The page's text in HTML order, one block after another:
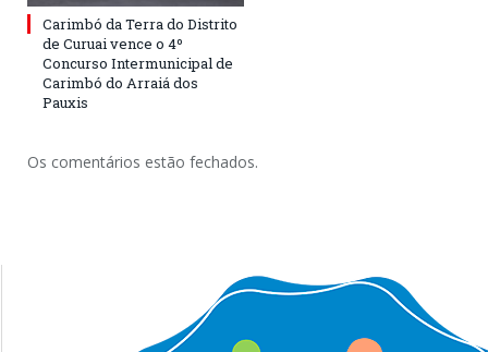
Carimbó da Terra do Distrito
de Curuai vence o 4º
Concurso Intermunicipal de
Carimbó do Arraiá dos
Pauxis
Os comentários estão fechados.